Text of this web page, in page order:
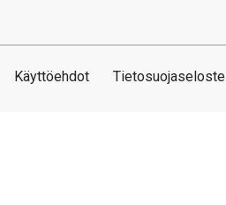
Käyttöehdot Tietosuojaseloste